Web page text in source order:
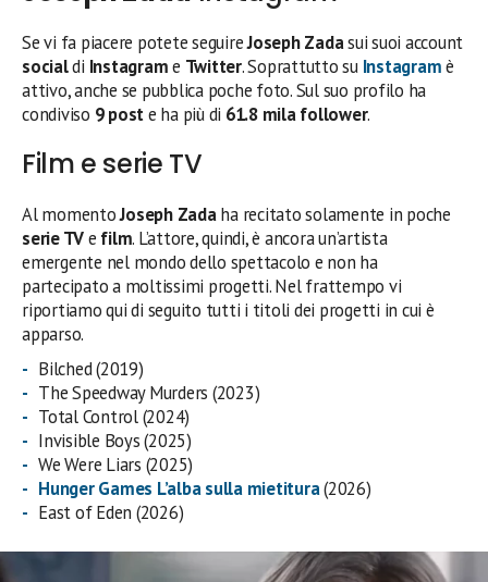
Se vi fa piacere potete seguireJoseph Zadasui suoi account
socialdi Instagrame Twitter. Soprattutto su Instagramè
attivo, anche se pubblica poche foto. Sul suo profilo ha
condiviso 9 poste ha più di 61.8 mila follower.
Film e serie TV
Al momentoJoseph Zadaha recitato solamente in poche
serie TVe film. L’attore, quindi, è ancora un’artista
emergente nel mondo dello spettacolo e non ha
partecipato a moltissimi progetti. Nel frattempo vi
riportiamo qui di seguito tutti i titoli dei progetti in cui è
apparso.
Bilched (2019)
The Speedway Murders (2023)
Total Control (2024)
Invisible Boys (2025)
We Were Liars (2025)
Hunger Games L’alba sulla mietitura(2026)
East of Eden (2026)